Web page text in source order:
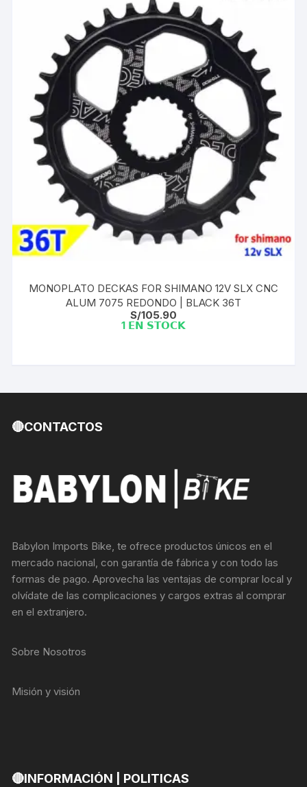
MONOPLATO DECKAS FOR SHIMANO 12V SLX CNC
ALUM 7075 REDONDO | BLACK 36T
S/105.90
1 𝗘𝗡 𝗦𝗧𝗢𝗖𝗞
🔴CONTACTOS
Babylon Imports Bike, te ofrece productos únicos en el
mercado nacional, con garantía de fábrica y con todo las
formas de pago. Aprovecha las ventajas de comprar local y
olvídate de las complicaciones y cargos extras al comprar
en el extranjero.
Sobre Nosotros
Misión y visión
🔴INFORMACIÓN | POLITICAS